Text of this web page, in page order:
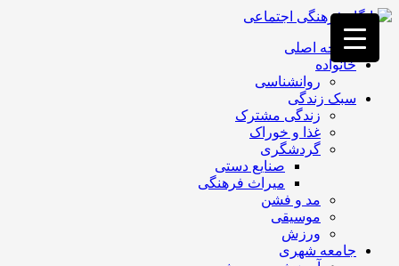
فصد
خون
غرب
تهران
خشکشویی
تصفیه
تهران
صفحه اصلی
خانواده
روانشناسی
سبک زندگی
زندگی مشترک
غذا و خوراک
گردشگری
صنایع دستی
میراث فرهنگی
مد و فشن
موسیقی
ورزش
جامعه شهری